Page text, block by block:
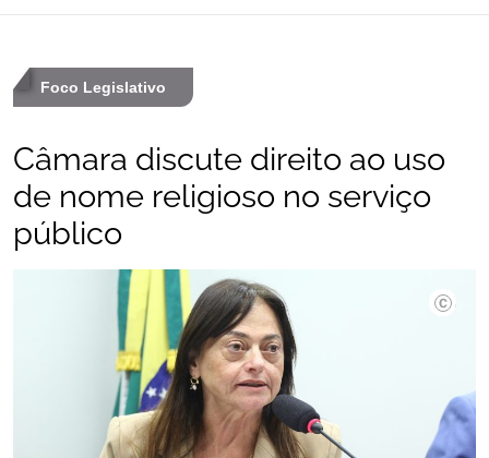
Foco Legislativo
Câmara discute direito ao uso
de nome religioso no serviço
público
Vinicius